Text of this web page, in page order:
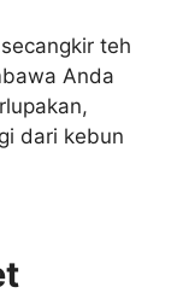
teh
Anda
dari kebun